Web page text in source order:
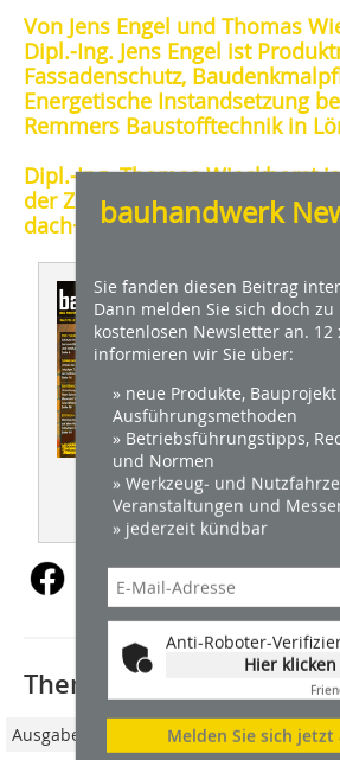
Von Jens Engel und Thomas
Dipl.-Ing. Jens Engel ist
Fassadenschutz,
Energetische Instandsetzung
Remmers Baustofftechnik in
Dipl.-Ing. Thomas Wieckhorst
der Zeitschriften bauhandwerk
dach+holzbau.
Dieser
BHW 12/
Ressort:
bauhandwerk
Sie fanden diesen Beitrag
Dann melden Sie sich doch zu
kostenlosen Newsletter an. 12
informieren wir Sie über:
» neue Produkte,
Ausführungsmethoden
» Betriebsführungstipps,
und Normen
» Werkzeug- und
Veranstaltungen und
» jederzeit kündbar
Anti-Roboter-
Hier klicken
Melden Sie sich jetzt
Thematisch passende
Ausgabe 3/2026